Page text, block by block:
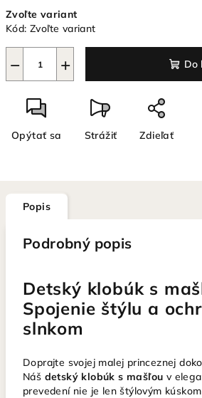
cena:
Zvoľte variant
Kód: Zvoľte variant
+
− Do
Opýtať sa Strážiť Zdieľať
Popis
Podrobný popis
Detský klobúk s
Spojenie štýlu a
slnkom
Doprajte svojej malej princeznej
Náš detský klobúk s mašľou v
prevedení nie je len štýlovým